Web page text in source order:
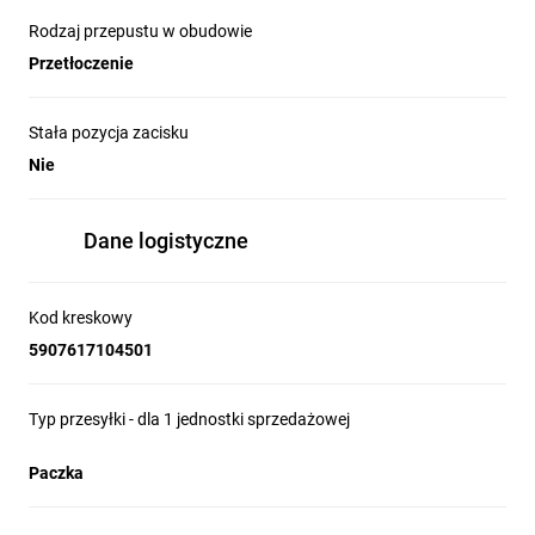
Rodzaj przepustu w obudowie
Przetłoczenie
Stała pozycja zacisku
Nie
Dane logistyczne
Kod kreskowy
5907617104501
Typ przesyłki - dla 1 jednostki sprzedażowej
Paczka